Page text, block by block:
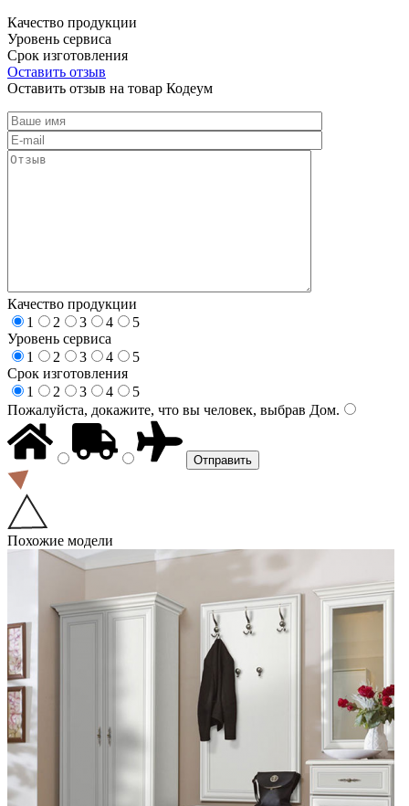
Качество продукции
Уровень сервиса
Срок изготовления
Оставить отзыв
Оставить отзыв на товар Кодеум
Качество продукции
1
2 3 4
5
Уровень сервиса
1
2 3 4
5
Срок изготовления
1
2 3 4
5
Пожалуйста, докажите, что вы человек, выбрав Дом.
Похожие модели